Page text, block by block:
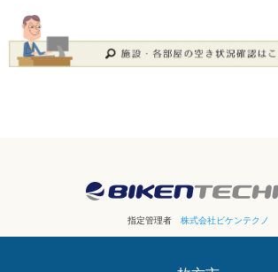
指定管理者 株式会社ビケンテクノ